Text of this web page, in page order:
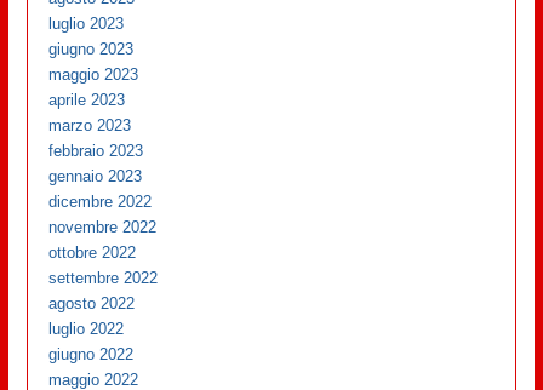
luglio 2023
giugno 2023
maggio 2023
aprile 2023
marzo 2023
febbraio 2023
gennaio 2023
dicembre 2022
novembre 2022
ottobre 2022
settembre 2022
agosto 2022
luglio 2022
giugno 2022
maggio 2022